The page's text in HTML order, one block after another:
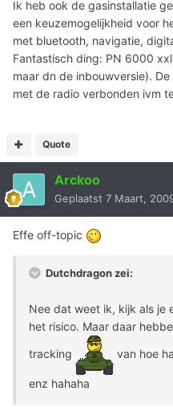
Ik heb ook de gasinstallatie
een keuzemogelijkheid voor
met bluetooth, navigatie,
Fantastisch ding: PN 6000
maar dn de inbouwversie).
met de radio verbonden ivm
Quote
Arckoo
Geplaatst 7 Maart,
Effe off-topic
Dutchdragon zei:
Nee dat weet ik, kijk als je
het risico. Maar daar
tracking van hoe
enz hahaha